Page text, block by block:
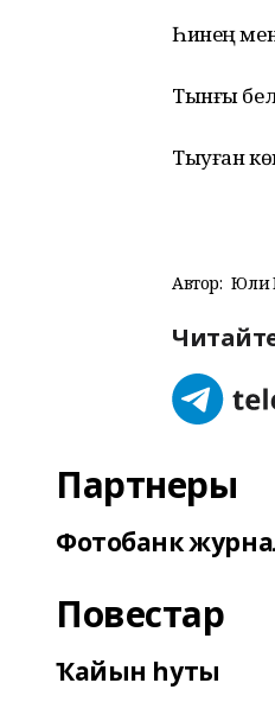
Һинең
Тынғы
Тыуған
Автор: Юлиә
Партнеры
Фотобанк
Повестар
Ҡайын һуты